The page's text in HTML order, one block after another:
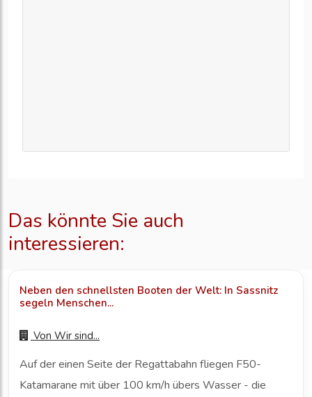
Das könnte Sie auch
interessieren:
Neben den schnellsten Booten der Welt: In Sassnitz
segeln Menschen...
Von Wir sind...
Auf der einen Seite der Regattabahn fliegen F50-
Katamarane mit über 100 km/h übers Wasser - die